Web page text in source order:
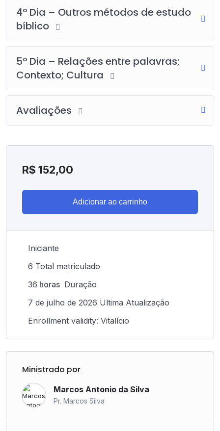
4º Dia – Outros métodos de estudo
bíblico
5º Dia – Relações entre palavras;
Contexto; Cultura
Avaliações
R$ 152,00
Adicionar ao carrinho
Iniciante
6 Total matriculado
36 horas Duração
7 de julho de 2026 Ultima Atualização
Enrollment validity: Vitalício
Ministrado por
Marcos Antonio da Silva
Pr. Marcos Silva